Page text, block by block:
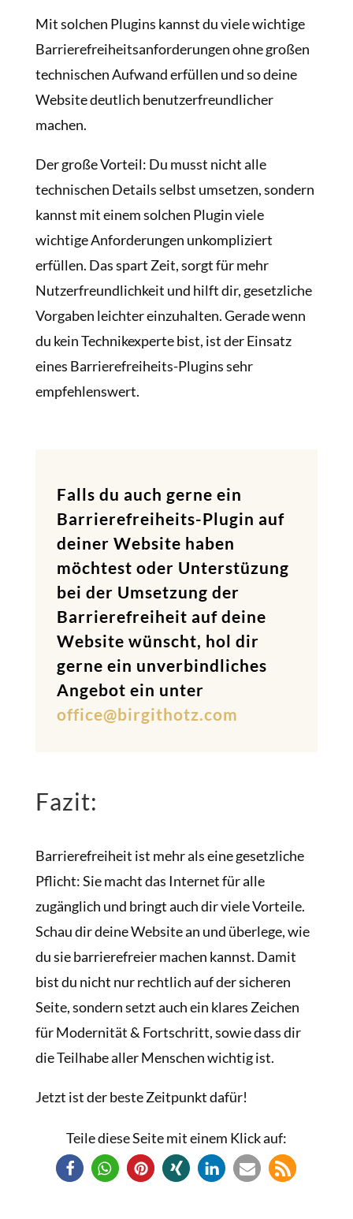
Mit solchen Plugins kannst du viele wichtige
Barrierefreiheitsanforderungen ohne großen
technischen Aufwand erfüllen und so deine
Website deutlich benutzerfreundlicher
machen.
Der große Vorteil: Du musst nicht alle
technischen Details selbst umsetzen, sondern
kannst mit einem solchen Plugin viele
wichtige Anforderungen unkompliziert
erfüllen. Das spart Zeit, sorgt für mehr
Nutzerfreundlichkeit und hilft dir, gesetzliche
Vorgaben leichter einzuhalten. Gerade wenn
du kein Technikexperte bist, ist der Einsatz
eines Barrierefreiheits-Plugins sehr
empfehlenswert.
Falls du auch gerne ein
Barrierefreiheits-Plugin auf
deiner Website haben
möchtest oder Unterstüzung
bei der Umsetzung der
Barrierefreiheit auf deine
Website wünscht, hol dir
gerne ein unverbindliches
Angebot ein unter
office@birgithotz.com
Fazit:
Barrierefreiheit ist mehr als eine gesetzliche
Pflicht: Sie macht das Internet für alle
zugänglich und bringt auch dir viele Vorteile.
Schau dir deine Website an und überlege, wie
du sie barrierefreier machen kannst. Damit
bist du nicht nur rechtlich auf der sicheren
Seite, sondern setzt auch ein klares Zeichen
für Modernität & Fortschritt, sowie dass dir
die Teilhabe aller Menschen wichtig ist.
Jetzt ist der beste Zeitpunkt dafür!
Teile diese Seite mit einem Klick auf: